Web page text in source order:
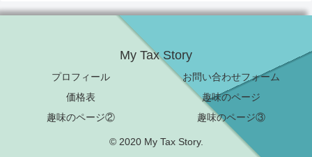
My Tax Story
プロフィール
お問い合わせフォーム
価格表
趣味のページ
趣味のページ②
趣味のページ③
© 2020 My Tax Story.